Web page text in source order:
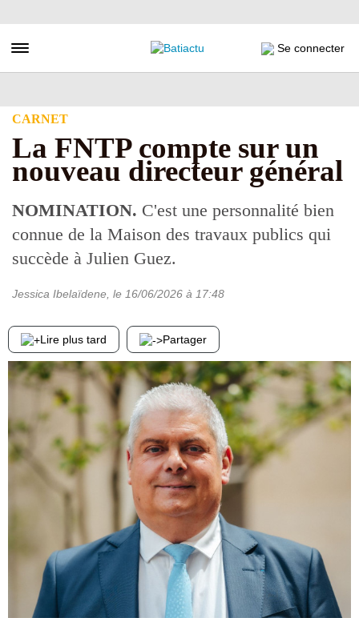
au
principal
Toggle navigation Se connecter
CARNET
La FNTP compte sur un
nouveau directeur général
NOMINATION. C'est une personnalité bien
connue de la Maison des travaux publics qui
succède à Julien Guez.
Jessica Ibelaïdene , le 16/06/2026 à 17:48
Lire plus tard Partager